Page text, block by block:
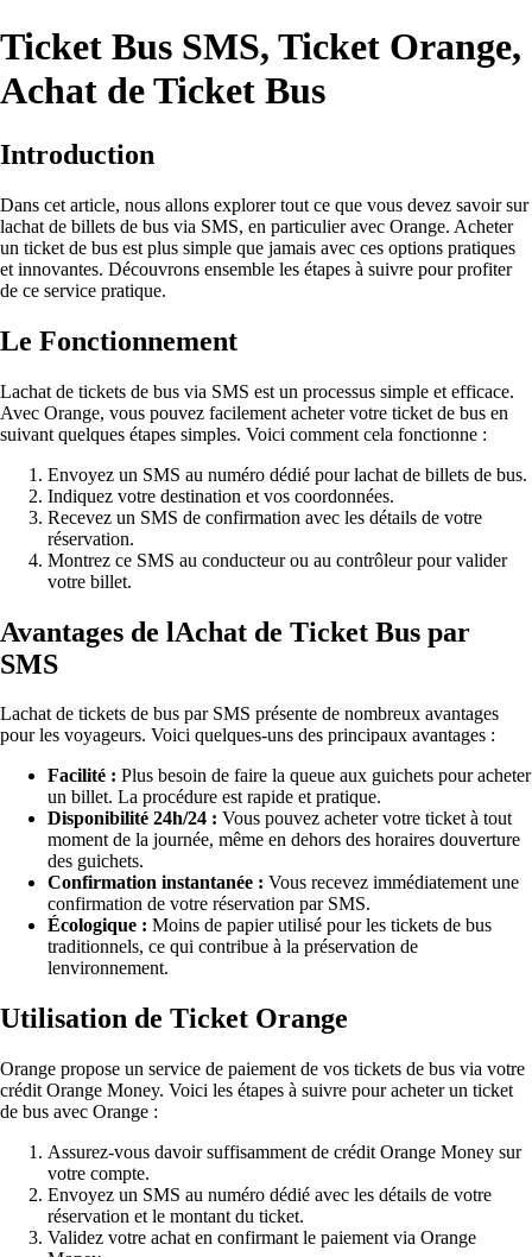
Ticket Bus SMS, Ticket Orange,
Achat de Ticket Bus
Introduction
Dans cet article, nous allons explorer tout ce que vous devez savoir sur
lachat de billets de bus via SMS, en particulier avec Orange. Acheter
un ticket de bus est plus simple que jamais avec ces options pratiques
et innovantes. Découvrons ensemble les étapes à suivre pour profiter
de ce service pratique.
Le Fonctionnement
Lachat de tickets de bus via SMS est un processus simple et efficace.
Avec Orange, vous pouvez facilement acheter votre ticket de bus en
suivant quelques étapes simples. Voici comment cela fonctionne :
Envoyez un SMS au numéro dédié pour lachat de billets de bus.
Indiquez votre destination et vos coordonnées.
Recevez un SMS de confirmation avec les détails de votre
réservation.
Montrez ce SMS au conducteur ou au contrôleur pour valider
votre billet.
Avantages de lAchat de Ticket Bus par
SMS
Lachat de tickets de bus par SMS présente de nombreux avantages
pour les voyageurs. Voici quelques-uns des principaux avantages :
Facilité : Plus besoin de faire la queue aux guichets pour acheter
un billet. La procédure est rapide et pratique.
Disponibilité 24h/24 : Vous pouvez acheter votre ticket à tout
moment de la journée, même en dehors des horaires douverture
des guichets.
Confirmation instantanée : Vous recevez immédiatement une
confirmation de votre réservation par SMS.
Écologique : Moins de papier utilisé pour les tickets de bus
traditionnels, ce qui contribue à la préservation de
lenvironnement.
Utilisation de Ticket Orange
Orange propose un service de paiement de vos tickets de bus via votre
crédit Orange Money. Voici les étapes à suivre pour acheter un ticket
de bus avec Orange :
Assurez-vous davoir suffisamment de crédit Orange Money sur
votre compte.
Envoyez un SMS au numéro dédié avec les détails de votre
réservation et le montant du ticket.
Validez votre achat en confirmant le paiement via Orange